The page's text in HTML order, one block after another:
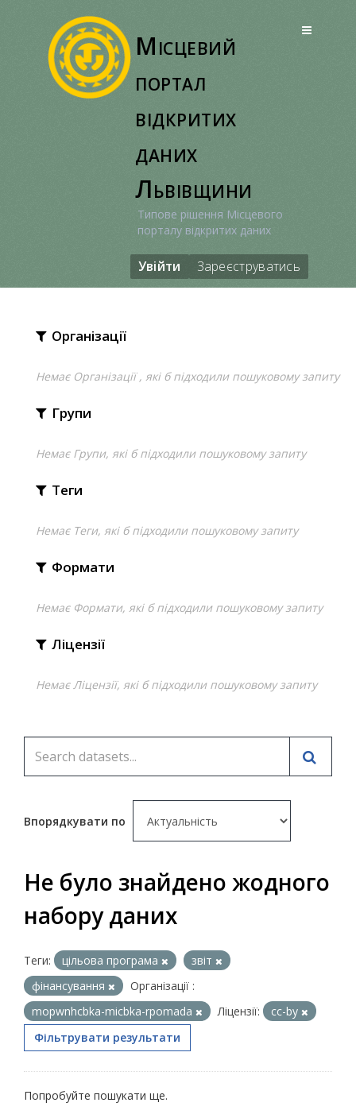
Місцевий
портал
відкритих
даних
Львівщини
Типове рішення Місцевого
порталу відкритих даних
Увійти Зареєструватись
Організації
Немає Організації , які б підходили пошуковому запиту
Групи
Немає Групи, які б підходили пошуковому запиту
Теги
Немає Теги, які б підходили пошуковому запиту
Формати
Немає Формати, які б підходили пошуковому запиту
Ліцензії
Немає Ліцензії, які б підходили пошуковому запиту
Впорядкувати по
Не було знайдено жодного
набору даних
Теги: цільова програма
звіт
фінансування
Організації :
mopwnhcbka-micbka-rpomada
Ліцензії:
cc-by
Фільтрувати результати
Попробуйте пошукати ще.